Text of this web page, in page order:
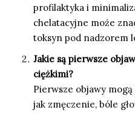
profilaktyka i
chelatacyjne może
toksyn pod nadzorem
Jakie są pierwsze
ciężkimi?
Pierwsze objawy
jak zmęczenie, bóle